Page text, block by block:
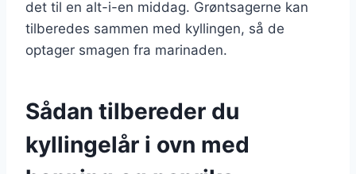
det til en alt-i-en middag. Grøntsagerne kan
tilberedes sammen med kyllingen, så de
optager smagen fra marinaden.
Sådan tilbereder du
kyllingelår i ovn med